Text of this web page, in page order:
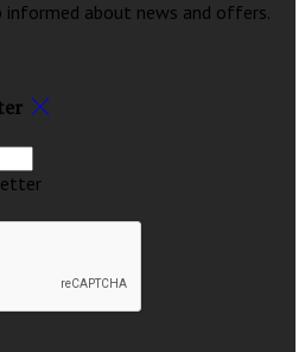
about news and offers.